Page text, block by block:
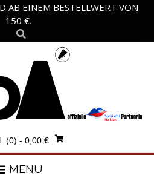
AB EINEM BESTELLWERT VON
150 €.
(0) - 0,00 €
MENU